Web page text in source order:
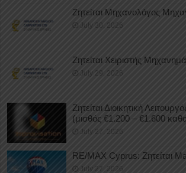
Ζητείται Μηχανολόγος
July 30, 2026
Ζητείται Χειριστής
July 29, 2026
Ζητείται Διοικητική
(μισθός €1.200 – €1.600
July 27, 2026
RE/MAX Cyprus: Ζητείται
July 27, 2026